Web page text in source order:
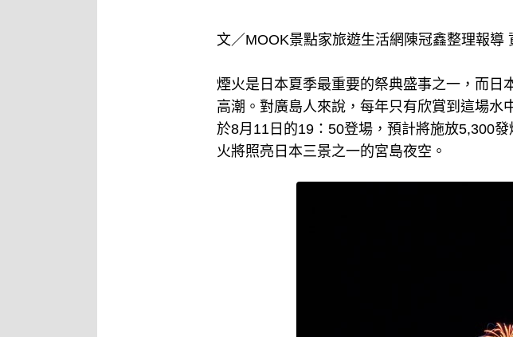
文／MOOK景點家旅遊生活網陳冠鑫整理報導
煙火是日本夏季最重要的祭典盛事之一，而日
高潮。對廣島人來說，每年只有欣賞到這場
於8月11日的19：50登場，預計將施放5,300
火將照亮日本三景之一的宮島夜空。